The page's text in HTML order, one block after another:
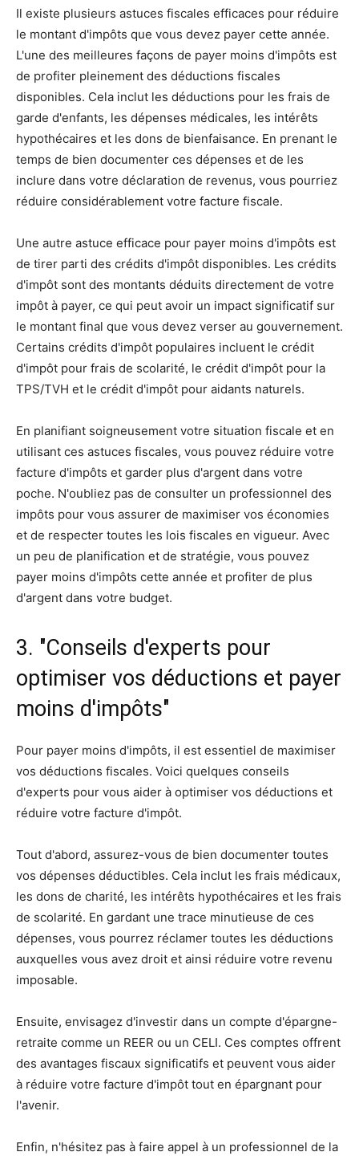
Il existe plusieurs astuces fiscales efficaces pour réduire
le montant d'impôts que vous devez payer cette année.
L'une des meilleures façons de payer moins d'impôts est
de profiter pleinement des déductions fiscales
disponibles. Cela inclut les déductions pour les frais de
garde d'enfants, les dépenses médicales, les intérêts
hypothécaires et les dons de bienfaisance. En prenant le
temps de bien documenter ces dépenses et de les
inclure dans votre déclaration de revenus, vous pourriez
réduire considérablement votre facture fiscale.
Une autre astuce efficace pour payer moins d'impôts est
de tirer parti des crédits d'impôt disponibles. Les crédits
d'impôt sont des montants déduits directement de votre
impôt à payer, ce qui peut avoir un impact significatif sur
le montant final que vous devez verser au gouvernement.
Certains crédits d'impôt populaires incluent le crédit
d'impôt pour frais de scolarité, le crédit d'impôt pour la
TPS/TVH et le crédit d'impôt pour aidants naturels.
En planifiant soigneusement votre situation fiscale et en
utilisant ces astuces fiscales, vous pouvez réduire votre
facture d'impôts et garder plus d'argent dans votre
poche. N'oubliez pas de consulter un professionnel des
impôts pour vous assurer de maximiser vos économies
et de respecter toutes les lois fiscales en vigueur. Avec
un peu de planification et de stratégie, vous pouvez
payer moins d'impôts cette année et profiter de plus
d'argent dans votre budget.
3. "Conseils d'experts pour
optimiser vos déductions et payer
moins d'impôts"
Pour payer moins d'impôts, il est essentiel de maximiser
vos déductions fiscales. Voici quelques conseils
d'experts pour vous aider à optimiser vos déductions et
réduire votre facture d'impôt.
Tout d'abord, assurez-vous de bien documenter toutes
vos dépenses déductibles. Cela inclut les frais médicaux,
les dons de charité, les intérêts hypothécaires et les frais
de scolarité. En gardant une trace minutieuse de ces
dépenses, vous pourrez réclamer toutes les déductions
auxquelles vous avez droit et ainsi réduire votre revenu
imposable.
Ensuite, envisagez d'investir dans un compte d'épargne-
retraite comme un REER ou un CELI. Ces comptes offrent
des avantages fiscaux significatifs et peuvent vous aider
à réduire votre facture d'impôt tout en épargnant pour
l'avenir.
Enfin, n'hésitez pas à faire appel à un professionnel de la